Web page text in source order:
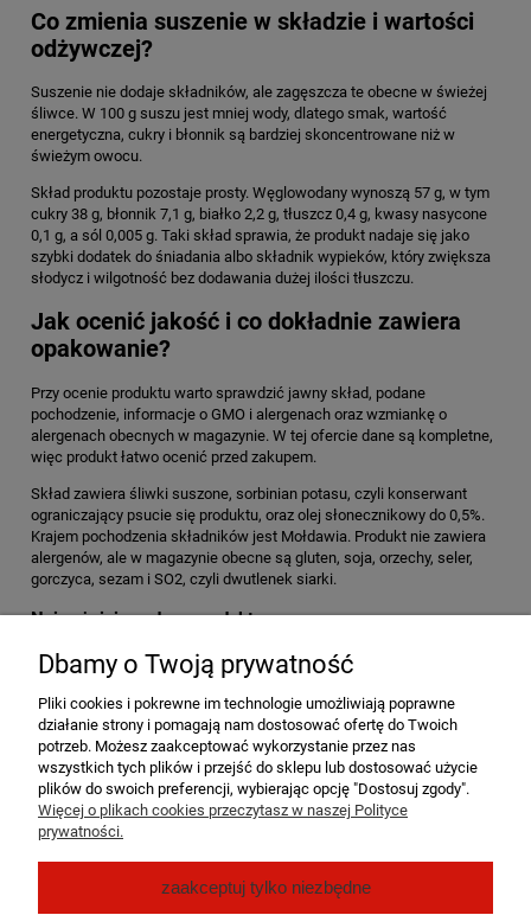
Co zmienia suszenie w składzie i wartości
odżywczej?
Suszenie nie dodaje składników, ale zagęszcza te obecne w świeżej
śliwce. W 100 g suszu jest mniej wody, dlatego smak, wartość
energetyczna, cukry i błonnik są bardziej skoncentrowane niż w
świeżym owocu.
Skład produktu pozostaje prosty. Węglowodany wynoszą 57 g, w tym
cukry 38 g, błonnik 7,1 g, białko 2,2 g, tłuszcz 0,4 g, kwasy nasycone
0,1 g, a sól 0,005 g. Taki skład sprawia, że produkt nadaje się jako
szybki dodatek do śniadania albo składnik wypieków, który zwiększa
słodycz i wilgotność bez dodawania dużej ilości tłuszczu.
Jak ocenić jakość i co dokładnie zawiera
opakowanie?
Przy ocenie produktu warto sprawdzić jawny skład, podane
pochodzenie, informacje o GMO i alergenach oraz wzmiankę o
alergenach obecnych w magazynie. W tej ofercie dane są kompletne,
więc produkt łatwo ocenić przed zakupem.
Skład zawiera śliwki suszone, sorbinian potasu, czyli konserwant
ograniczający psucie się produktu, oraz olej słonecznikowy do 0,5%.
Krajem pochodzenia składników jest Mołdawia. Produkt nie zawiera
alergenów, ale w magazynie obecne są gluten, soja, orzechy, seler,
gorczyca, sezam i SO2, czyli dwutlenek siarki.
Najważniejsze dane produktu
Przed wyborem gramatury warto sprawdzić dane techniczne i
logistyczne:
status dostępności: dostępny
deklarowany czas wysyłki: 24 godziny
cena: 6,50 zł brutto i 6,02 zł netto, VAT 8%
kod produktu: DS238/2
dostępne opakowania: 200 g i 1 kg
Pomoc
Dbamy o Twoją prywatność
Pliki cookies i pokrewne im technologie umożliwiają poprawne
działanie strony i pomagają nam dostosować ofertę do Twoich
potrzeb. Możesz zaakceptować wykorzystanie przez nas
wszystkich tych plików i przejść do sklepu lub dostosować użycie
plików do swoich preferencji, wybierając opcję "Dostosuj zgody".
Więcej o plikach cookies przeczytasz w naszej Polityce
prywatności.
zaakceptuj tylko niezbędne